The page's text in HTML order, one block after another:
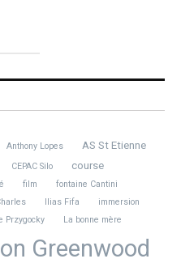
Anthony Lopes AS St Etienne
CEPAC Silo course
film
fontaine Cantini
Ilias Fifa
immersion
Przygocky La bonne mère
Greenwood